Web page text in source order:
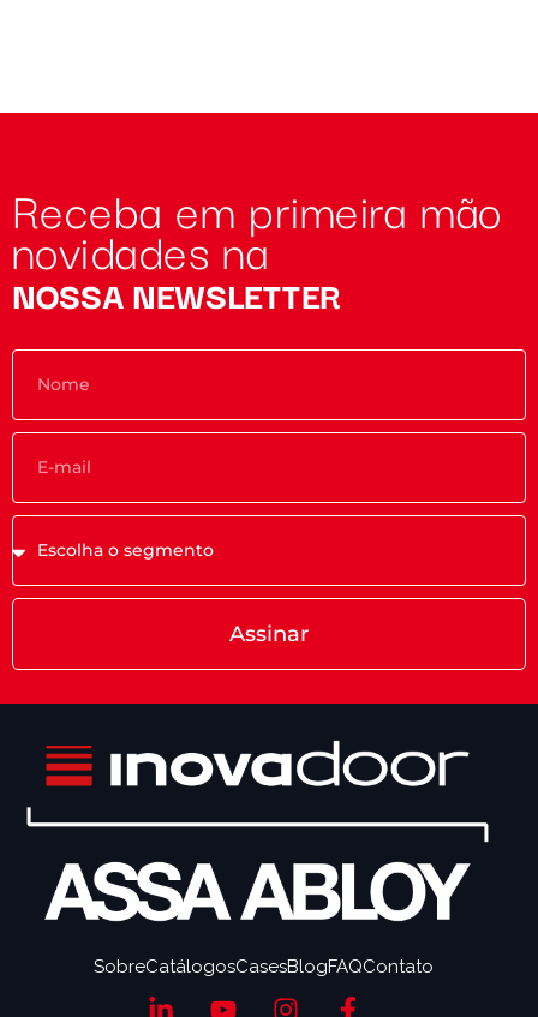
Receba em primeira mão
novidades na
NOSSA NEWSLETTER
Assinar
SobreCatálogosCasesBlogFAQContato